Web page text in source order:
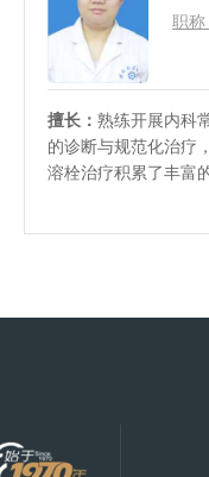
职称
擅长： 熟练开展内科
的诊断与规范化治疗
溶栓治疗积累了丰富